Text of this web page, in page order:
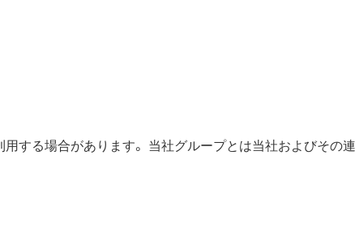
する場合があります。 当社グループとは当社およびその